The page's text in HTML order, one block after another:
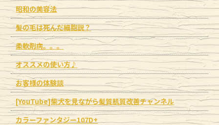
昭和の美容法
髪の毛は死んだ細胞説？
柔軟剤病。。。
オススメの使い方♪
お客様の体験談
[YouTube]柴犬を見ながら髪質肌質改善チャンネル
カラーファンタジー107D+